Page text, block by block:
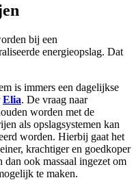
bij een
energieopslag. Dat
is immers een dagelijkse
Elia. De vraag naar
worden met de
als opslagsystemen kan
worden. Hierbij gaat het
krachtiger en goedkoper
ook massaal ingezet om
te maken.